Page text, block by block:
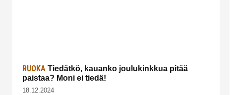
RUOKA Tiedätkö, kauanko joulukinkkua pitää
paistaa? Moni ei tiedä!
18.12.2024